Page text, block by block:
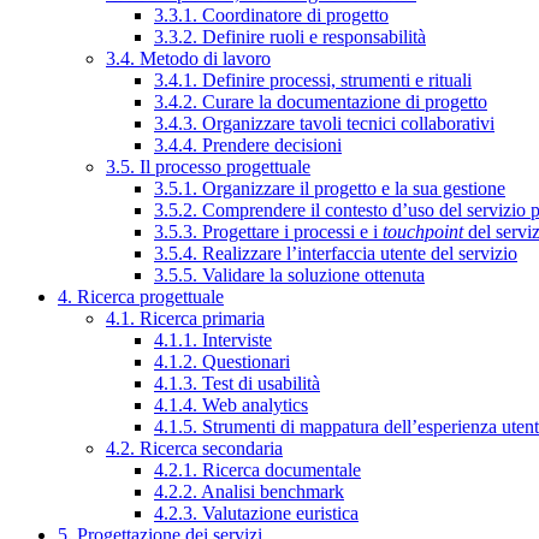
3.3.1. Coordinatore di progetto
3.3.2. Definire ruoli e responsabilità
3.4. Metodo di lavoro
3.4.1. Definire processi, strumenti e rituali
3.4.2. Curare la documentazione di progetto
3.4.3. Organizzare tavoli tecnici collaborativi
3.4.4. Prendere decisioni
3.5. Il processo progettuale
3.5.1. Organizzare il progetto e la sua gestione
3.5.2. Comprendere il contesto d’uso del servizio
3.5.3. Progettare i processi e i touchpointdel
3.5.4. Realizzare l’interfaccia utente del servizio
3.5.5. Validare la soluzione ottenuta
4. Ricerca progettuale
4.1. Ricerca primaria
4.1.1. Interviste
4.1.2. Questionari
4.1.3. Test di usabilità
4.1.4. Web analytics
4.1.5. Strumenti di mappatura dell’esperienza
4.2. Ricerca secondaria
4.2.1. Ricerca documentale
4.2.2. Analisi benchmark
4.2.3. Valutazione euristica
5. Progettazione dei servizi